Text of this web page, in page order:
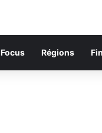
Focus Régions